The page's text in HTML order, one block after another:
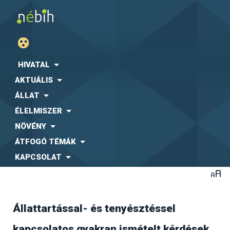
HIVATAL
AKTUÁLIS
ÁLLAT
ÉLELMISZER
NÖVÉNY
ÁTFOGÓ TÉMÁK
KAPCSOLAT
Állattartással- és tenyésztéssel
A jelenlegi ellátó rendszer az un. egy beszállítós